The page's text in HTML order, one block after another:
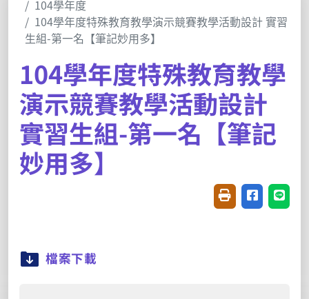
104學年度
104學年度特殊教育教學演示競賽教學活動設計 實習
生組-第一名【筆記妙用多】
104學年度特殊教育教學
演示競賽教學活動設計
實習生組-第一名【筆記
妙用多】
友善列印(開新視
分享至臉書
分享
檔案下載